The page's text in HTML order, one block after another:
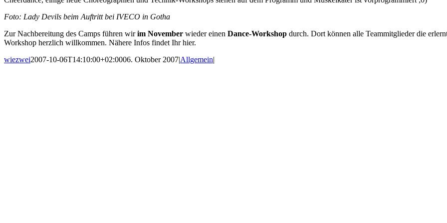
Foto: Lady Devils beim Auftritt bei IVECO in Gotha
Zur Nachbereitung des Camps führen wirim November wieder einen Dance-Workshop durch. Dort können alle Teammitglieder die
Workshop herzlich willkommen. Nähere Infos findet Ihrhier.
wiezwei2007-10-06T14:10:00+02:0006. Oktober 2007|Allgemein|